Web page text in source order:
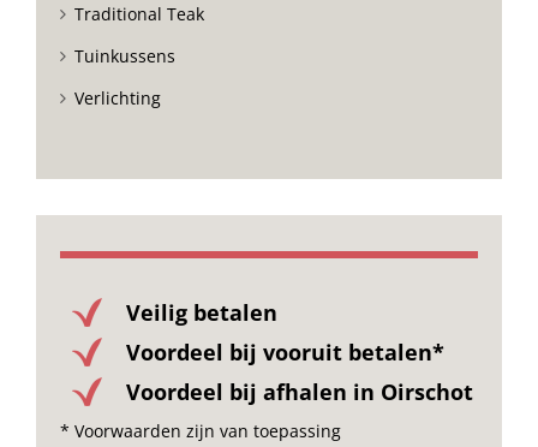
Traditional Teak
Tuinkussens
Verlichting
Veilig betalen
Voordeel bij vooruit betalen*
Voordeel bij afhalen in Oirschot
* Voorwaarden zijn van toepassing